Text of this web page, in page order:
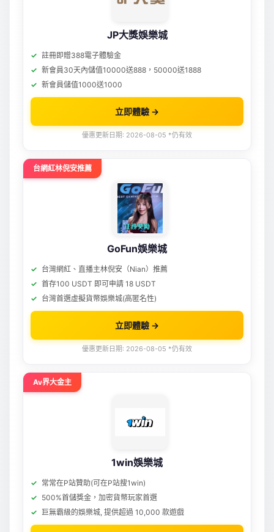
JP大獎娛樂城
註冊即贈388電子體驗金
新會員30天內儲值10000送888，50000送1888
新會員儲值1000送1000
立即體驗 →
優惠更新日期: 2026-08-05 *仍有效
台網紅林倪安推薦
GoFun娛樂城
台灣網紅、直播主林倪安（Nian）推薦
首存100 USDT 即可申請 18 USDT
台灣首選虛擬貨幣娛樂城(高匿名性)
立即體驗 →
優惠更新日期: 2026-08-05 *仍有效
Av界大金主
1win娛樂城
常常在P站贊助(可在P站搜1win)
500%首儲獎金，加密貨幣玩家首選
巨無霸級的娛樂城, 提供超過 10,000 款遊戲